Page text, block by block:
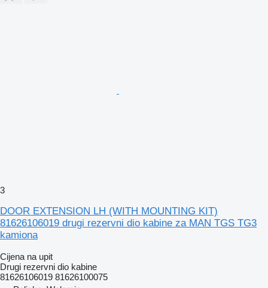
3
DOOR EXTENSION LH (WITH MOUNTING KIT)
81626106019 drugi rezervni dio kabine za MAN TGS TG3
kamiona
Cijena na upit
Drugi rezervni dio kabine
81626106019 81626100075